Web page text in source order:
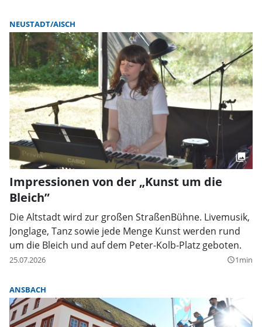
NEUSTADT/AISCH
Impressionen von der „Kunst um die
Bleich”
Die Altstadt wird zur großen StraßenBühne. Livemusik,
Jonglage, Tanz sowie jede Menge Kunst werden rund
um die Bleich und auf dem Peter-Kolb-Platz geboten.
25.07.2026 query_builder1min
ANSBACH